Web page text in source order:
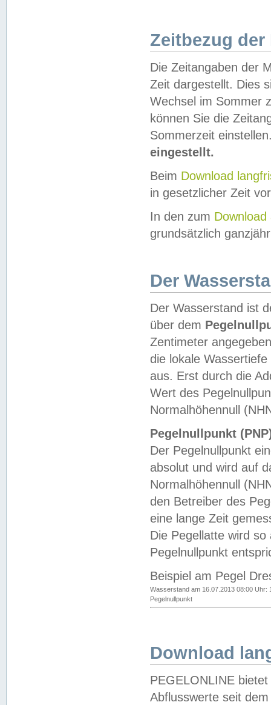
Zeitbezug der
Die Zeitangaben der
Zeit dargestellt. Dies
Wechsel im Sommer
können Sie die
Sommerzeit
eingestellt.
Beim Download
in gesetzlicher Zeit
In den zum Download
grundsätzlich
Der
Der Wasserstand ist
über dem
Zentimeter
die lokale
aus. Erst durch die
Wert des
Normalhöhennull
Pegelnullpunkt
Der Pegelnullpunkt
absolut und wird auf
Normalhöhennull
den Betreiber des
eine lange Zeit
Die Pegellatte wird
Pegelnullpunkt
Beispiel am Pegel
Wasserstand am 16.07.2013 08:00 Uhr:
Pegelnullpunkt
Download
PEGELONLINE
Abflusswerte seit